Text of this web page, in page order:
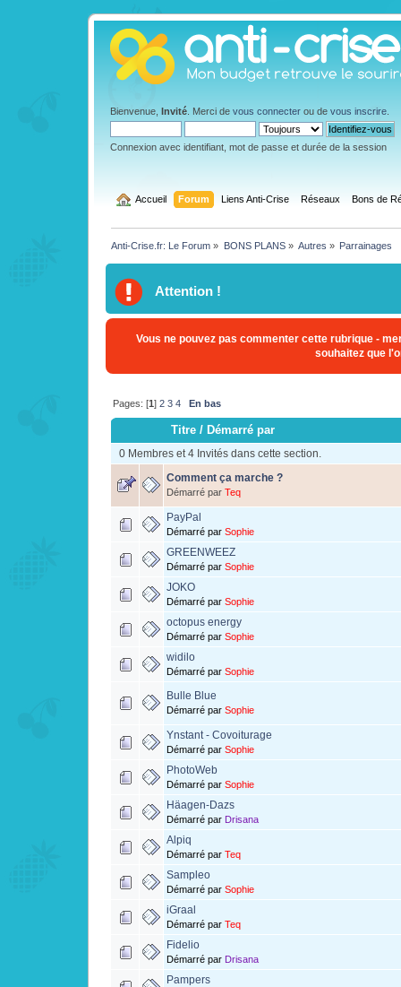
Bienvenue, Invité . Merci de vous connecter ou de vous inscrire
Connexion avec identifiant, mot de passe et durée de la session
Accueil Forum Liens Anti-Crise Réseaux Bons de
Anti-Crise.fr: Le Forum » BONS PLANS» Autres » Parrainages
Attention !
Vous ne pouvez pas commenter cette rubrique -
souhaitez que
Pages: [1]2 3 4 En bas
Titre /Démarré par
0 Membres et 4 Invités dans cette section.
Comment ça marche ?
Démarré par Teq
PayPal
Démarré par Sophie
GREENWEEZ
Démarré par Sophie
JOKO
Démarré par Sophie
octopus energy
Démarré par Sophie
widilo
Démarré par Sophie
Bulle Blue
Démarré par Sophie
Ynstant - Covoiturage
Démarré par Sophie
PhotoWeb
Démarré par Sophie
Häagen-Dazs
Démarré par Drisana
Alpiq
Démarré par Teq
Sampleo
Démarré par Sophie
iGraal
Démarré par Teq
Fidelio
Démarré par Drisana
Pampers